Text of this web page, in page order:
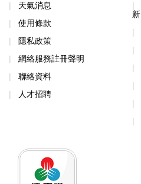
天氣消息
使用條款
隱私政策
網絡服務註冊聲明
聯絡資料
人才招聘
新